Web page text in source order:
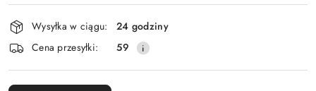
Wyślij
Dostępność
i
dostawa
Wysyłka w ciągu:
24 godziny
Cena przesyłki:
59